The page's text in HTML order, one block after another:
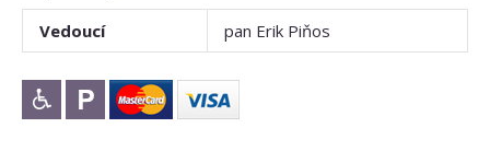
Vedoucí pan Erik Piňos